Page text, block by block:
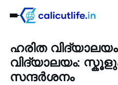
‹
Health
ഹരിത
വിദ്യാലയം:
സന്ദർശനം